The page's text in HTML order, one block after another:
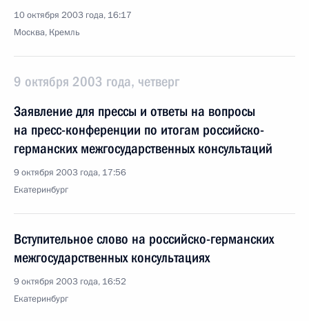
10 октября 2003 года, 16:17
Москва, Кремль
9 октября 2003 года, четверг
Заявление для прессы и ответы на вопросы
на пресс-конференции по итогам российско-
германских межгосударственных консультаций
9 октября 2003 года, 17:56
Екатеринбург
Вступительное слово на российско-германских
межгосударственных консультациях
9 октября 2003 года, 16:52
Екатеринбург